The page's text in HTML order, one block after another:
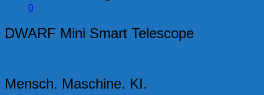
0
DWARF Mini Smart Telescope
Mensch. Maschine. KI.